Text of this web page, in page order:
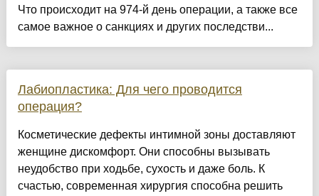
Что происходит на 974-й день операции, а также все
самое важное о санкциях и других последстви...
Лабиопластика: Для чего проводится
операция?
Косметические дефекты интимной зоны доставляют
женщине дискомфорт. Они способны вызывать
неудобство при ходьбе, сухость и даже боль. К
счастью, современная хирургия способна решить